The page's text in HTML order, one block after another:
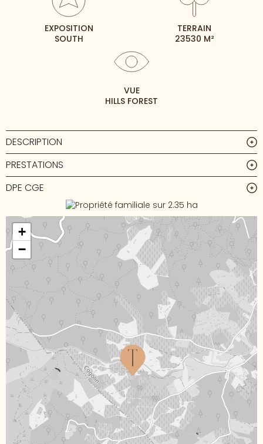
EXPOSITION
SOUTH
TERRAIN
23530 M²
VUE
HILLS FOREST
DESCRIPTION
PRESTATIONS
DPE CGE
+
−